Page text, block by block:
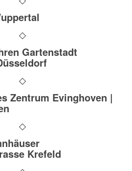
Gartenstadt
Zentrum Evinghoven |
Krefeld